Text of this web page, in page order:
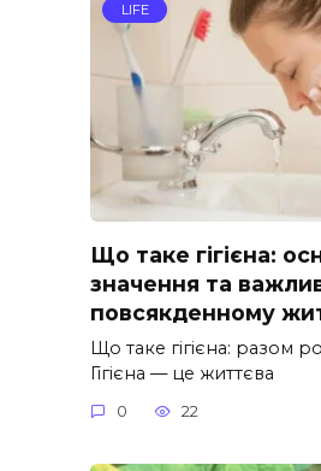
LIFE
Що таке гігієна:
значення та
повсякденному
Що таке гігієна: разом
Гігієна — це життєва
0 22